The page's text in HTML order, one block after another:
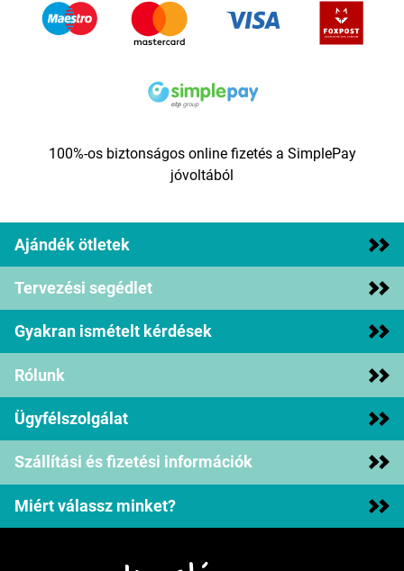
100%-os biztonságos online fizetés a SimplePay
jóvoltából
Ajándék ötletek
Tervezési segédlet
Gyakran ismételt kérdések
Rólunk
Ügyfélszolgálat
Szállítási és fizetési információk
Miért válassz minket?